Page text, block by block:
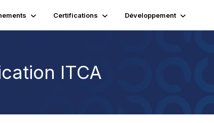
Certifications Développement
ITCA